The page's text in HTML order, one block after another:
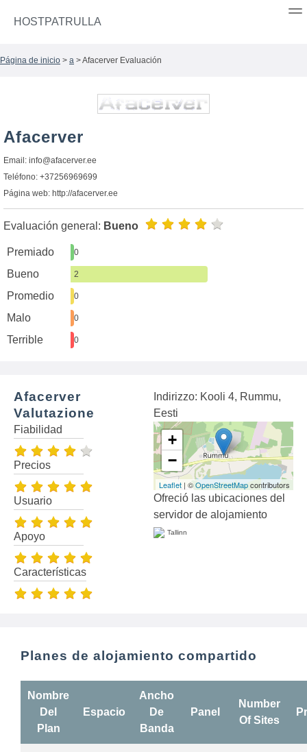
HOSTPATRULLA
Página de inicio > a > Afacerver Evaluación
Afacerver
Email: info@afacerver.ee
Teléfono: +37256969699
Página web: http://afacerver.ee
Evaluación general: Bueno
Premiado 0
Bueno 2
Promedio 0
Malo 0
Terrible 0
Afacerver
Valutazione
Fiabilidad
Precios
Usuario
Apoyo
Características
Indirizzo: Kooli 4, Rummu,
Eesti
+
−
Leaflet | ©OpenStreetMapcontributors
Ofreció las ubicaciones del
servidor de alojamiento
Tallinn
Planes de alojamiento compartido
Nombre
Del
Plan
Espacio
Ancho
De
Banda
Panel
Number
Of Sites